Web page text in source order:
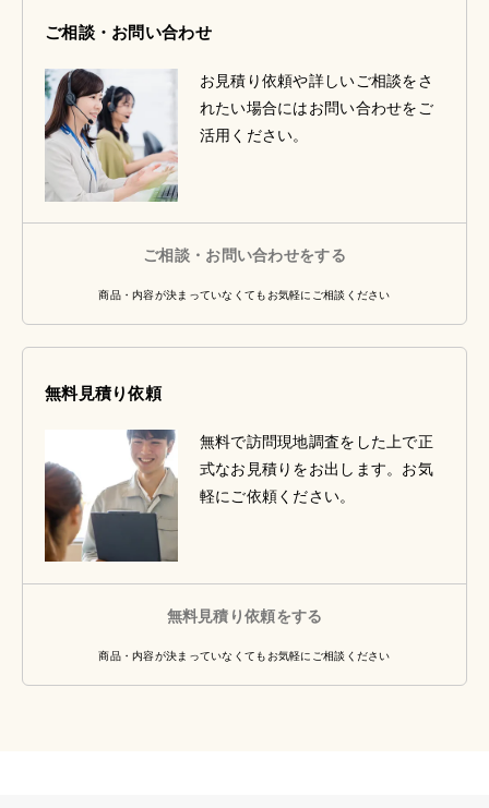
ご相談・お問い合わせ
お見積り依頼や詳しいご相談をさ
れたい場合にはお問い合わせをご
活用ください。
ご相談・お問い合わせをする
商品・内容が決まっていなくてもお気軽にご相談ください
無料見積り依頼
無料で訪問現地調査をした上で正
式なお見積りをお出します。お気
軽にご依頼ください。
無料見積り依頼をする
商品・内容が決まっていなくてもお気軽にご相談ください